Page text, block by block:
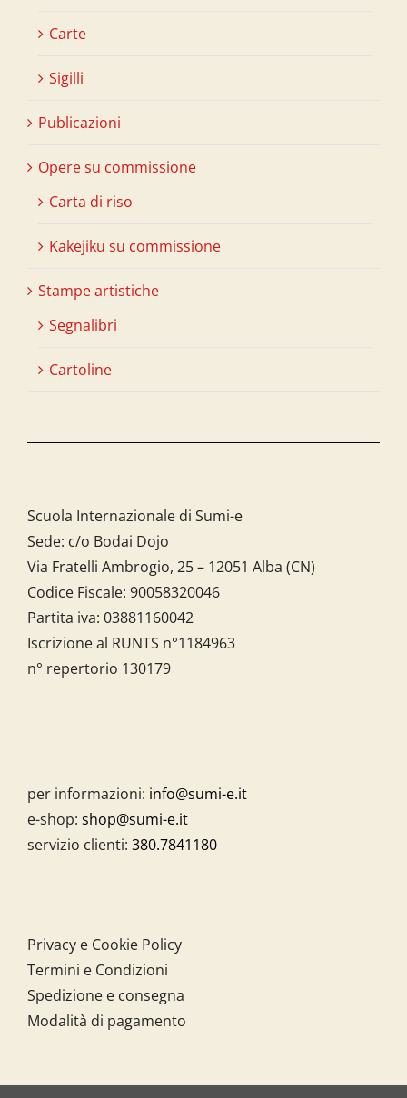
Carte
Sigilli
Publicazioni
Opere su commissione
Carta di riso
Kakejiku su commissione
Stampe artistiche
Segnalibri
Cartoline
Scuola Internazionale di Sumi-e
Sede: c/o Bodai Dojo
Via Fratelli Ambrogio, 25 – 12051 Alba (CN)
Codice Fiscale: 90058320046
Partita iva: 03881160042
Iscrizione al RUNTS n°1184963
n° repertorio 130179
per informazioni: info@sumi-e.it
e-shop: shop@sumi-e.it
servizio clienti: 380.7841180
Privacy e Cookie Policy
Termini e Condizioni
Spedizione e consegna
Modalità di pagamento